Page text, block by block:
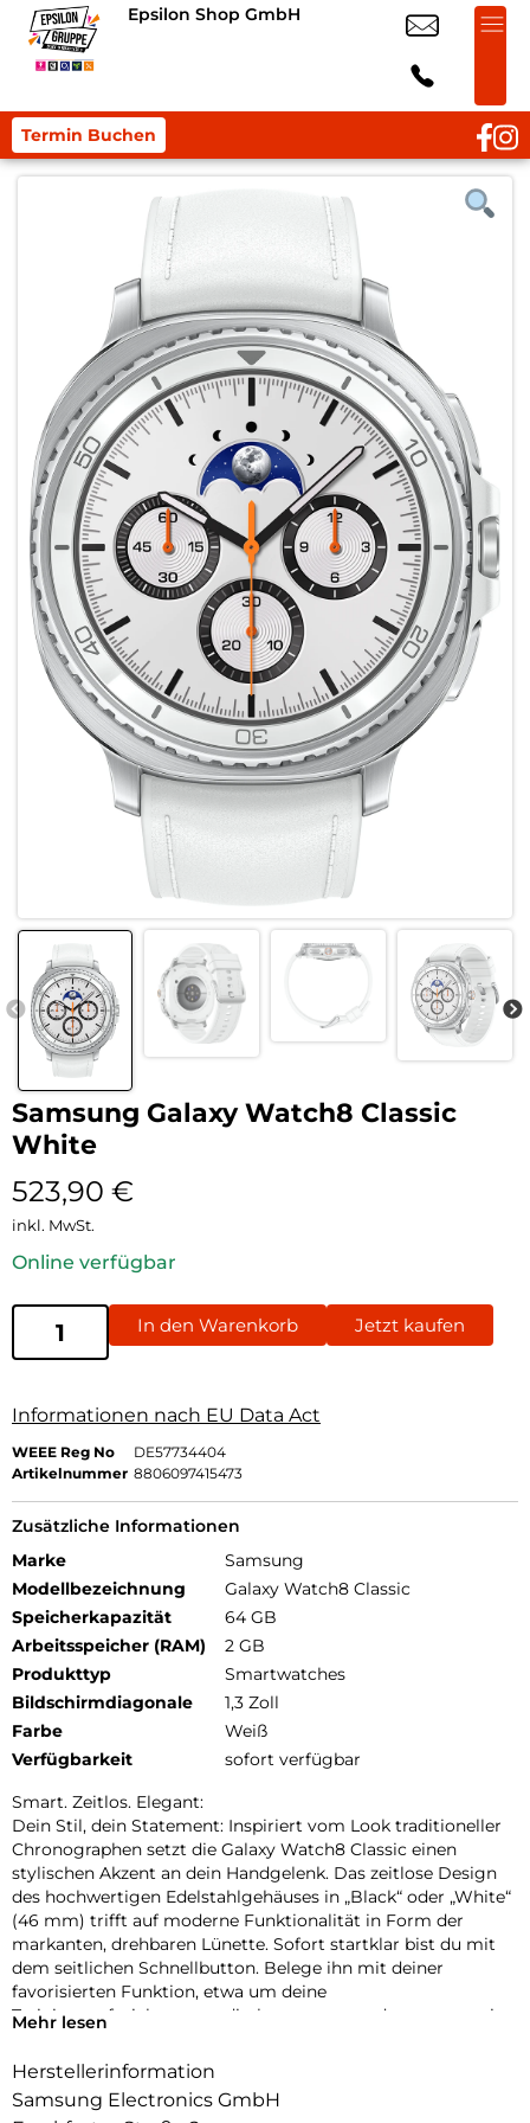
Epsilon Shop GmbH
Termin Buchen
Samsung Galaxy Watch8 Classic
White
523,90 €
inkl. MwSt.
Online verfügbar
In den Warenkorb Jetzt kaufen
Informationen nach EU Data Act
WEEE Reg No
DE57734404
Artikelnummer 8806097415473
Zusätzliche Informationen
Marke
Samsung
Modellbezeichnung
Galaxy Watch8 Classic
Speicherkapazität
64 GB
Arbeitsspeicher (RAM)
2 GB
Produkttyp
Smartwatches
Bildschirmdiagonale
1,3 Zoll
Farbe
Weiß
Verfügbarkeit
sofort verfügbar
Smart. Zeitlos. Elegant:
Dein Stil, dein Statement: Inspiriert vom Look traditioneller
Chronographen setzt die Galaxy Watch8 Classic einen
stylischen Akzent an dein Handgelenk. Das zeitlose Design
des hochwertigen Edelstahlgehäuses in „Black“ oder „White“
(46 mm) trifft auf moderne Funktionalität in Form der
markanten, drehbaren Lünette. Sofort startklar bist du mit
dem seitlichen Schnellbutton. Belege ihn mit deiner
favorisierten Funktion, etwa um deine
Trainingsaufzeichnungen direkt zu starten oder spontan eine
Armbänder bieten eine große Auswahl an hochwertigen
nur einem Klick aus, um deinen persönlichen Stil mit dem
Mehr lesen
Herstellerinformation
Samsung Electronics GmbH